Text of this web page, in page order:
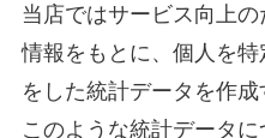
当店ではサービス向上
情報をもとに、個人を
をした統計データを作成
このような統計データ